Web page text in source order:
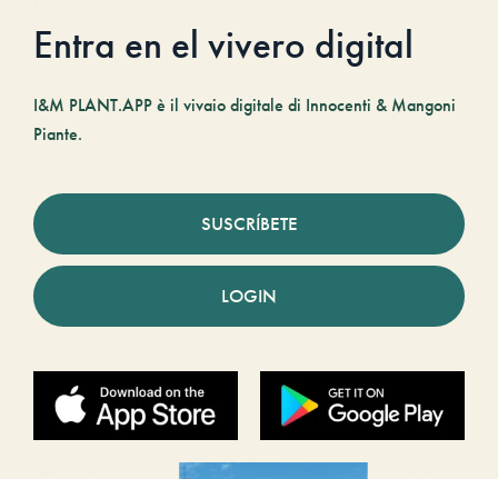
Entra en el vivero digital
I&M PLANT.APP è il vivaio digitale di Innocenti & Mangoni
Piante.
SUSCRÍBETE
LOGIN